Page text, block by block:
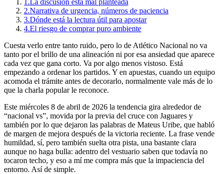
2.Narrativa de urgencia, números de paciencia
3.Dónde está la lectura útil para apostar
4.El riesgo de comprar puro ambiente
Cuesta verlo entre tanto ruido, pero lo de Atlético Nacional no va
tanto por el brillo de una alineación ni por esa ansiedad que aparece
cada vez que gana corto. Va por algo menos vistoso. Está
empezando a ordenar los partidos. Y en apuestas, cuando un equipo
acomoda el trámite antes de decorarlo, normalmente vale más de lo
que la charla popular le reconoce.
Este miércoles 8 de abril de 2026 la tendencia gira alrededor de
“nacional vs”, movida por la previa del cruce con Jaguares y
también por lo que dejaron las palabras de Mateus Uribe, que habló
de margen de mejora después de la victoria reciente. La frase vende
humildad, sí, pero también suelta otra pista, una bastante clara
aunque no haga bulla: adentro del vestuario saben que todavía no
tocaron techo, y eso a mí me compra más que la impaciencia del
entorno. Así de simple.